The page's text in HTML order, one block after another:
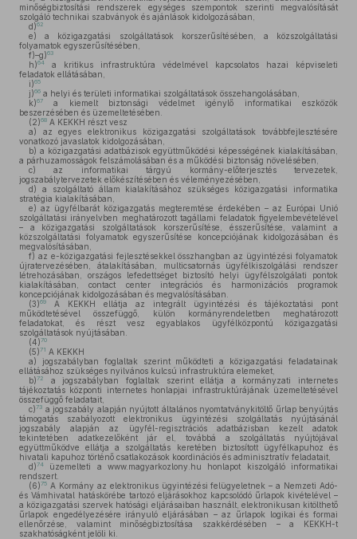
minőségbiztosítási rendszerek egységes szempontok szerinti megvalósítását
szolgáló technikai szabványok és ajánlások kidolgozásában,
d)62
e) a közigazgatási szolgáltatások korszerűsítésében, a közszolgáltatási
folyamatok egyszerűsítésében,
f)–g)63
h)64
a kritikus infrastruktúra védelmével kapcsolatos hazai képviseleti
feladatok ellátásában,
i)65
j)66 a helyi és területi informatikai szolgáltatások összehangolásában,
k)67
a kiemelt biztonsági védelmet igénylő informatikai eszközök
beszerzésében és üzemeltetésében.
(2)68 A KEKKH részt vesz
a) az egyes elektronikus közigazgatási szolgáltatások továbbfejlesztésére
vonatkozó javaslatok kidolgozásában,
b) a közigazgatási adatbázisok együttműködési képességének kialakításában,
a párhuzamosságok felszámolásában és a működési biztonság növelésében,
c) az informatikai tárgyú kormány-előterjesztés tervezetek,
jogszabálytervezetek előkészítésében és véleményezésében,
d) a szolgáltató állam kialakításához szükséges közigazgatási informatika
stratégia kialakításában,
e) az ügyfélbarát közigazgatás megteremtése érdekében – az Európai Unió
szolgáltatási irányelvben meghatározott tagállami feladatok figyelembevételével
– a közigazgatási szolgáltatások korszerűsítése, ésszerűsítése, valamint a
közszolgáltatási folyamatok egyszerűsítése koncepciójának kidolgozásában és
megvalósításában,
f) az e-közigazgatási fejlesztésekkel összhangban az ügyintézési folyamatok
újratervezésében, átalakításában, multicsatornás ügyfélkiszolgálási rendszer
létrehozásában, országos lefedettséget biztosító helyi ügyfélszolgálati pontok
kialakításában, contact center integrációs és harmonizációs programok
koncepciójának kidolgozásában és megvalósításában.
(3)69
A KEKKH ellátja az integrált ügyintézési és tájékoztatási pont
működtetésével összefüggő, külön kormányrendeletben meghatározott
feladatokat, és részt vesz egyablakos ügyfélközpontú közigazgatási
szolgáltatások nyújtásában.
(4)70
(5)71 A KEKKH
a) jogszabályban foglaltak szerint működteti a közigazgatási feladatainak
ellátásához szükséges nyilvános kulcsú infrastruktúra elemeket,
b)72
a jogszabályban foglaltak szerint ellátja a kormányzati internetes
tájékoztatás központi internetes honlapjai infrastruktúrájának üzemeltetésével
összefüggő feladatait,
c)73 a jogszabály alapján nyújtott általános nyomtatványkitöltő űrlap benyújtás
támogatás szabályozott elektronikus ügyintézési szolgáltatás nyújtásánál
jogszabály alapján az ügyfél-regisztrációs adatbázisban kezelt adatok
tekintetében adatkezelőként jár el, továbbá a szolgáltatás nyújtójával
együttműködve ellátja a szolgáltatás keretében biztosított ügyfélkapuhoz és
hivatali kapuhoz történő csatlakozások koordinációs és adminisztratív feladatait,
d)74
üzemelteti a www.magyarkozlony.hu honlapot kiszolgáló informatikai
rendszert.
(6)75 A Kormány az elektronikus ügyintézési felügyeletnek – a Nemzeti Adó-
és Vámhivatal hatáskörébe tartozó eljárásokhoz kapcsolódó űrlapok kivételével –
a közigazgatási szervek hatósági eljárásaiban használt, elektronikusan kitölthető
űrlapok engedélyezésére irányuló eljárásában – az űrlapok logikai és formai
ellenőrzése, valamint minőségbiztosítása szakkérdésében – a KEKKH-t
szakhatóságként jelöli ki.